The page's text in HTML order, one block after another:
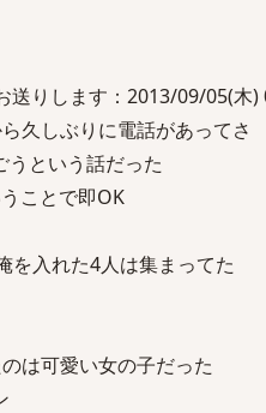
りします：2013/09/05(木)
久しぶりに電話があってさ
うという話だった
ことで即OK
を入れた4人は集まってた
は可愛い女の子だった